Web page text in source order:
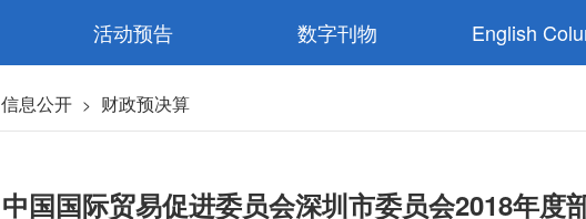
活动预告 数字刊物 English
信息公开 > 财政预决算
中国国际贸易促进委员会深圳市委员会2018年度